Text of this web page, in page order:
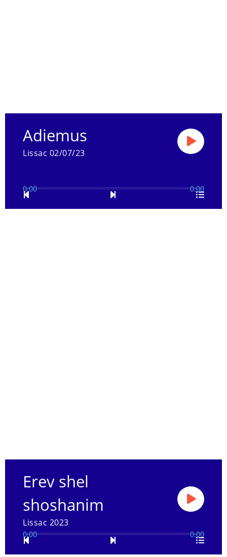
Adiemus
Lissac 02/07/23
0:00 0:00
Erev shel
shoshanim
Lissac 2023
0:00 0:00